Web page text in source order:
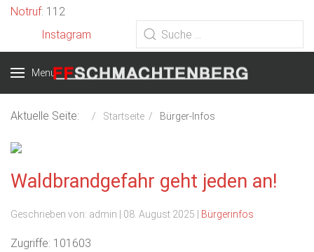
Notruf: 112
Instagram
Type 2 or more characters for
results.
Menu
Aktuelle Seite: Startseite Bürger-Infos
Waldbrandgefahr geht jeden an!
Geschrieben von: admin 08. August 2025 Bürgerinfos
Zugriffe: 101603
Jahr
Monat
JahrMonat